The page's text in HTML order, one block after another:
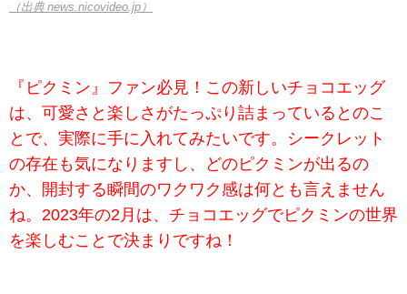
（出典 news.nicovideo.jp）
『ピクミン』ファン必見！この新しいチョコエッグ
は、可愛さと楽しさがたっぷり詰まっているとのこ
とで、実際に手に入れてみたいです。シークレット
の存在も気になりますし、どのピクミンが出るの
か、開封する瞬間のワクワク感は何とも言えません
ね。2023年の2月は、チョコエッグでピクミンの世界
を楽しむことで決まりですね！